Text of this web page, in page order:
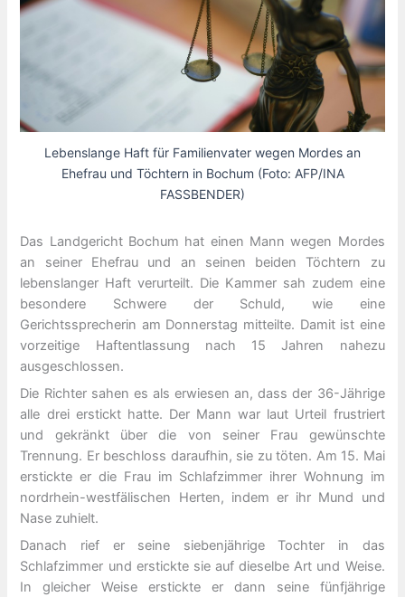
Lebenslange Haft für Familienvater wegen Mordes an
Ehefrau und Töchtern in Bochum (Foto: AFP/INA
FASSBENDER)
Das Landgericht Bochum hat einen Mann wegen Mordes
an seiner Ehefrau und an seinen beiden Töchtern zu
lebenslanger Haft verurteilt. Die Kammer sah zudem eine
besondere Schwere der Schuld, wie eine
Gerichtssprecherin am Donnerstag mitteilte. Damit ist eine
vorzeitige Haftentlassung nach 15 Jahren nahezu
ausgeschlossen.
Die Richter sahen es als erwiesen an, dass der 36-Jährige
alle drei erstickt hatte. Der Mann war laut Urteil frustriert
und gekränkt über die von seiner Frau gewünschte
Trennung. Er beschloss daraufhin, sie zu töten. Am 15. Mai
erstickte er die Frau im Schlafzimmer ihrer Wohnung im
nordrhein-westfälischen Herten, indem er ihr Mund und
Nase zuhielt.
Danach rief er seine siebenjährige Tochter in das
Schlafzimmer und erstickte sie auf dieselbe Art und Weise.
In gleicher Weise erstickte er dann seine fünfjährige